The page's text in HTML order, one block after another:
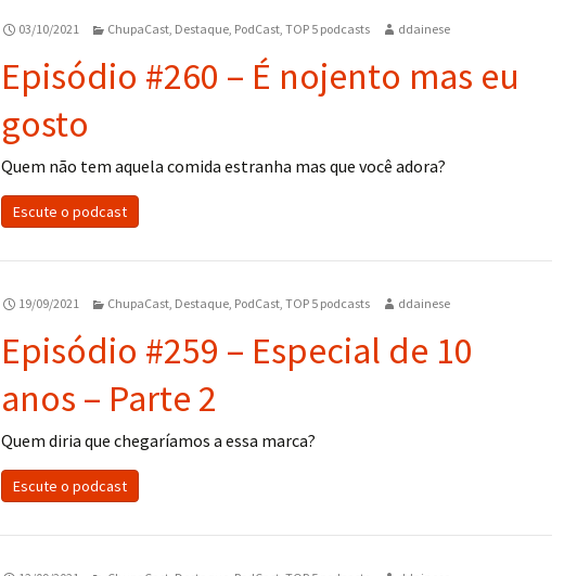
03/10/2021 ChupaCast, Destaque, PodCast, TOP 5 podcasts ddainese
Episódio #260 – É nojento mas eu
gosto
Quem não tem aquela comida estranha mas que você adora?
Escute o podcast
19/09/2021 ChupaCast, Destaque, PodCast, TOP 5 podcasts ddainese
Episódio #259 – Especial de 10
anos – Parte 2
Quem diria que chegaríamos a essa marca?
Escute o podcast